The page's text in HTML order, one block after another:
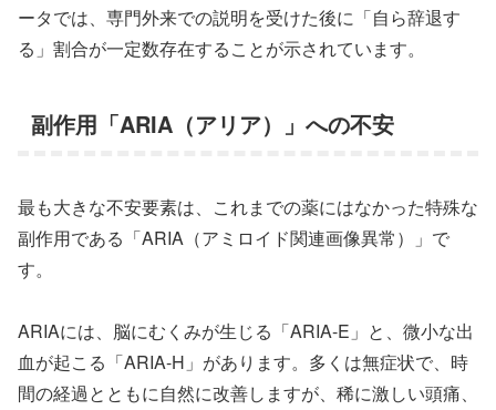
ータでは、専門外来での説明を受けた後に「自ら辞退す
る」割合が一定数存在することが示されています。
副作用「ARIA（アリア）」への不安
最も大きな不安要素は、これまでの薬にはなかった特殊な
副作用である「ARIA（アミロイド関連画像異常）」で
す。
ARIAには、脳にむくみが生じる「ARIA-E」と、微小な出
血が起こる「ARIA-H」があります。多くは無症状で、時
間の経過とともに自然に改善しますが、稀に激しい頭痛、